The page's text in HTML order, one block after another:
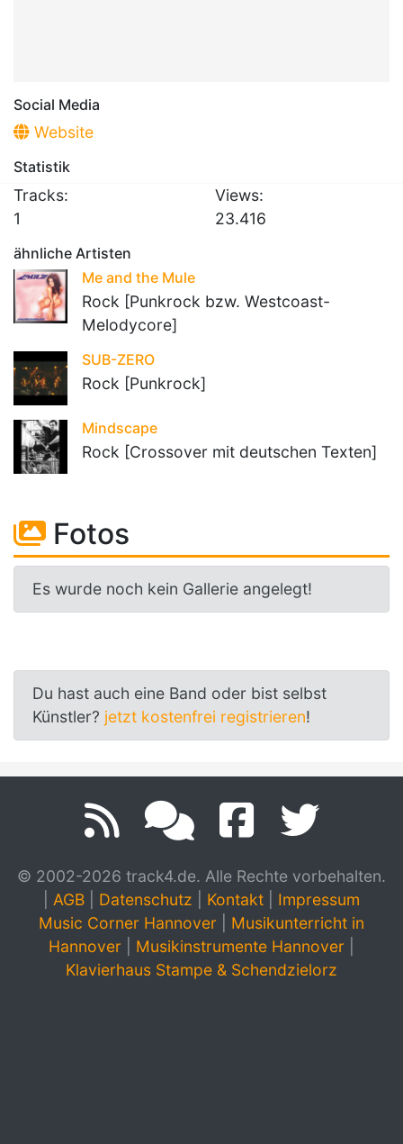
Social Media
Website
Statistik
Tracks:
1
Views:
23.416
ähnliche Artisten
Me and the Mule
Rock [Punkrock bzw. Westcoast-
Melodycore]
SUB-ZERO
Rock [Punkrock]
Mindscape
Rock [Crossover mit deutschen Texten]
Fotos
Es wurde noch kein Gallerie angelegt!
Du hast auch eine Band oder bist selbst
Künstler? jetzt kostenfrei registrieren!
© 2002-2026 track4.de. Alle Rechte vorbehalten.
AGB Datenschutz Kontakt
Impressum
Music Corner Hannover
Musikunterricht in
Hannover
Musikinstrumente Hannover
Klavierhaus Stampe & Schendzielorz